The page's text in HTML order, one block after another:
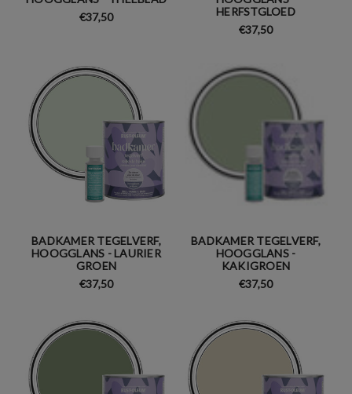
€37,50
HERFSTGLOED
€37,50
BADKAMER TEGELVERF,
HOOGGLANS - LAURIER
GROEN
€37,50
BADKAMER TEGELVERF,
HOOGGLANS -
KAKIGROEN
€37,50